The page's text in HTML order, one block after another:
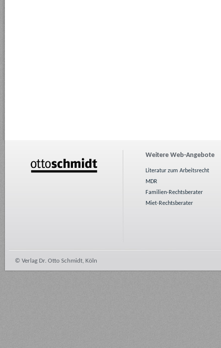
Weitere Web-Angebote
Literatur zum Arbeitsrecht
MDR
Familien-Rechtsberater
Miet-Rechtsberater
© Verlag Dr. Otto Schmidt, Köln